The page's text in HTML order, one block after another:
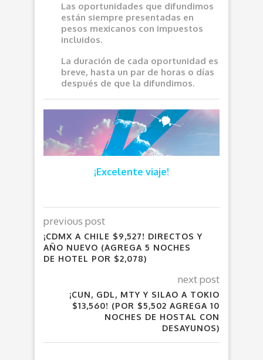
Las oportunidades que difundimos
están siempre presentadas en
pesos mexicanos con impuestos
incluidos.
La duración de cada oportunidad es
breve, hasta un par de horas o días
después de que la difundimos.
¡Excelente viaje!
previous post
¡CDMX A CHILE $9,527! DIRECTOS Y
AÑO NUEVO (AGREGA 5 NOCHES
DE HOTEL POR $2,078)
next post
¡CUN, GDL, MTY Y SILAO A TOKIO
$13,560! (POR $5,502 AGREGA 10
NOCHES DE HOSTAL CON
DESAYUNOS)